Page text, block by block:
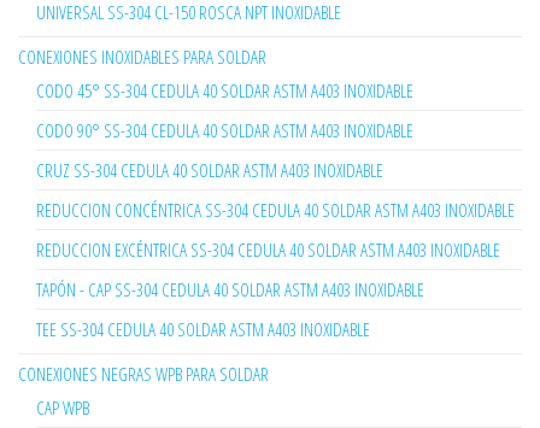
UNIVERSAL SS-304 CL-150 ROSCA NPT INOXIDABLE
CONEXIONES INOXIDABLES PARA SOLDAR
CODO 45° SS-304 CEDULA 40 SOLDAR ASTM A403 INOXIDABLE
CODO 90° SS-304 CEDULA 40 SOLDAR ASTM A403 INOXIDABLE
CRUZ SS-304 CEDULA 40 SOLDAR ASTM A403 INOXIDABLE
REDUCCION CONCÉNTRICA SS-304 CEDULA 40 SOLDAR ASTM A403 INOXIDABLE
REDUCCION EXCÉNTRICA SS-304 CEDULA 40 SOLDAR ASTM A403 INOXIDABLE
TAPÓN - CAP SS-304 CEDULA 40 SOLDAR ASTM A403 INOXIDABLE
TEE SS-304 CEDULA 40 SOLDAR ASTM A403 INOXIDABLE
CONEXIONES NEGRAS WPB PARA SOLDAR
CAP WPB